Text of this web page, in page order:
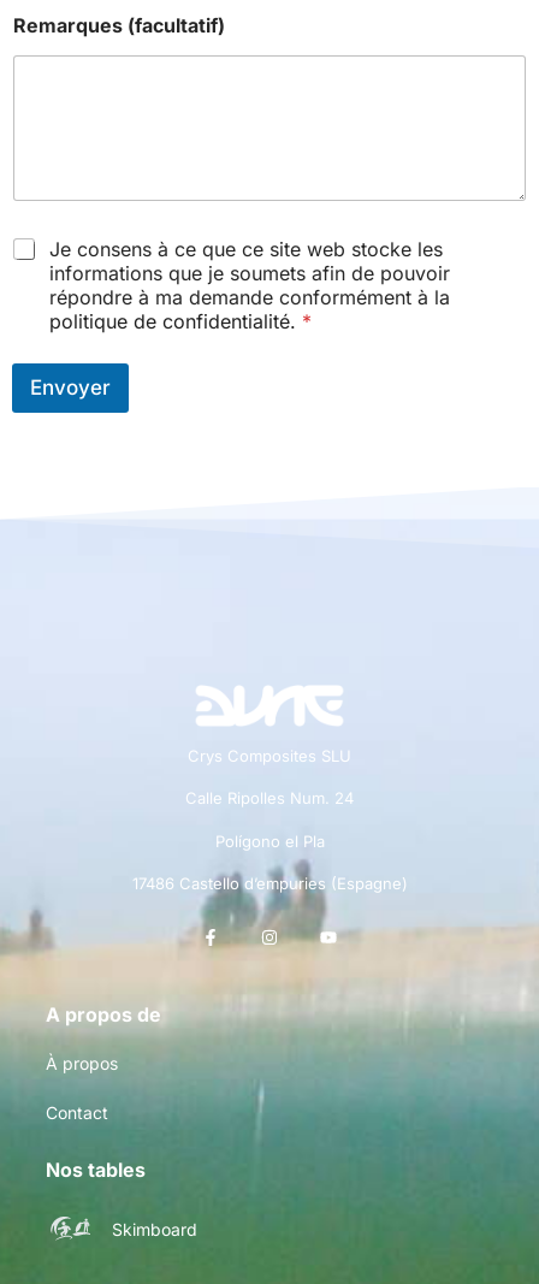
Remarques (facultatif)
Je consens à ce que ce site web stocke les
informations que je soumets afin de pouvoir
répondre à ma demande conformément à la
politique de confidentialité. *
Envoyer
Crys Composites SLU
Calle Ripolles Num. 24
Polígono el Pla
17486 Castello d’empuries (Espagne)
A propos de
À propos
Contact
Nos tables
Skimboard